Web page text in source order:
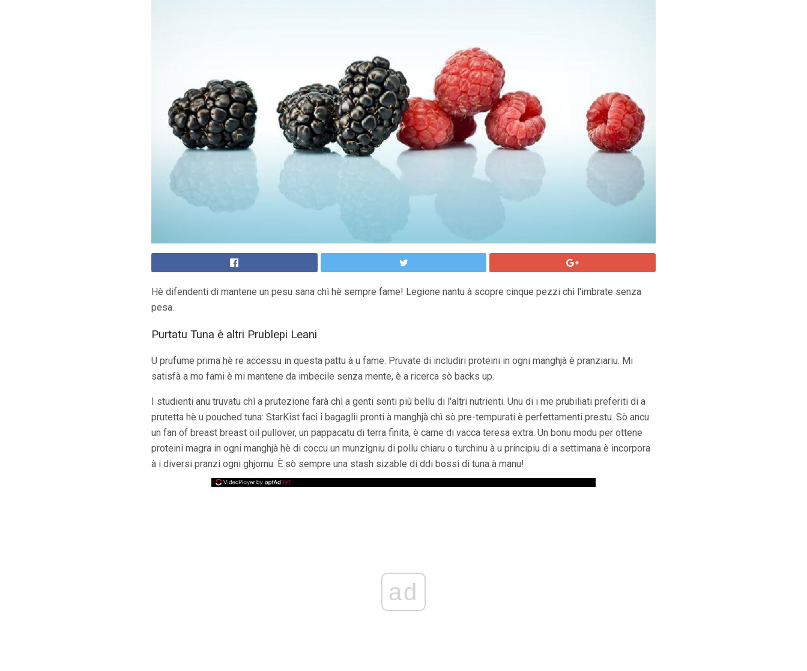
Hè difendenti di mantene un pesu sana chì hè sempre fame! Legione nantu à scopre cinque pezzi chì l'imbrate senza
pesa.
Purtatu Tuna è altri Prublepi Leani
U prufume prima hè re accessu in questa pattu à u fame. Pruvate di includiri proteini in ogni manghjà è pranziariu. Mi
satisfà a mo fami è mi mantene da imbecile senza mente, è a ricerca sò backs up.
I studienti anu truvatu chì a prutezione farà chì a genti senti più bellu di l'altri nutrienti. Unu di i me prubiliati preferiti di a
prutetta hè u pouched tuna: StarKist faci i bagaglii pronti à manghjà chì sò pre-tempurati è perfettamenti prestu. Sò ancu
un fan of breast breast oil pullover, un pappacatu di terra finita, è carne di vacca teresa extra. Un bonu modu per ottene
proteini magra in ogni manghjà hè di coccu un munzigniu di pollu chiaru o turchinu à u principiu di a settimana è incorpora
à i diversi pranzi ogni ghjornu. È sò sempre una stash sizable di ddi bossi di tuna à manu!
ad